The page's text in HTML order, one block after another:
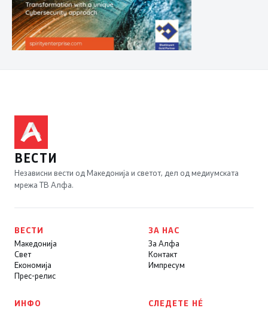
ВЕСТИ
Независни вести од Македонија и светот, дел од медиумската
мрежа ТВ Алфа.
ВЕСТИ
Македонија
Свет
Економија
Прес-релис
ЗА НАС
За Алфа
Контакт
Импресум
ИНФО
СЛЕДЕТЕ НÉ